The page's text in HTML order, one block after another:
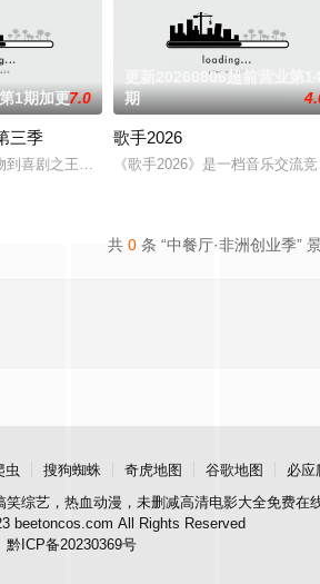
和一车椰子们，通过在途径补给站完成挑战任
1期加更7.0
三季
喜剧之王的故事，汇聚来自全国各地脱口秀俱
更新20260806超前营业第14
期
歌手2026
《歌手2026》是一档音乐交流
共 0 条 “中餐厅·非洲创业季”
虫 搜狗蜘蛛 奇虎地图 谷歌地图
必应
综艺，热血动漫，未删减高清电影大全免费在
beetoncos.com All Rights Reserved
黔ICP备20230369号